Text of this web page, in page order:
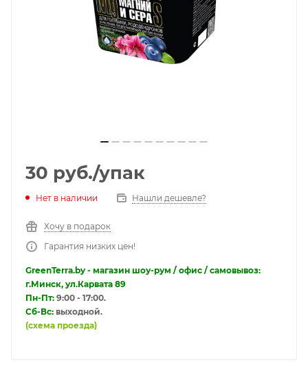
30 руб./упак
Нет в наличии Нашли дешевле?
Хочу в подарок
Гарантия низких цен!
GreenTerra.by - магазин шоу-рум / офис / самовывоз:
г.Минск, ул.Карвата 89
Пн-Пт: 9:00 - 17:00.
Сб-Вс: выходной.
(схема проезда)